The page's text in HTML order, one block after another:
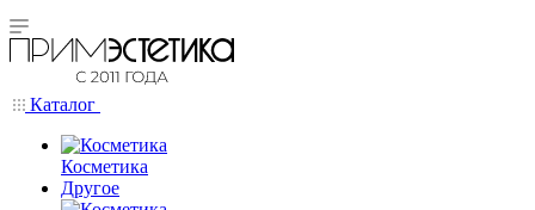
Каталог
Косметика
Другое